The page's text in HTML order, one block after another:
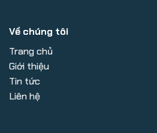
Về chúng tôi
Trang chủ
Giới thiệu
Tin tức
Liên hệ